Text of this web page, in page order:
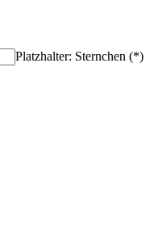
Platzhalter: Sternchen (*)